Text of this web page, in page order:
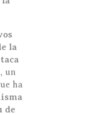
la
, un
ha
de